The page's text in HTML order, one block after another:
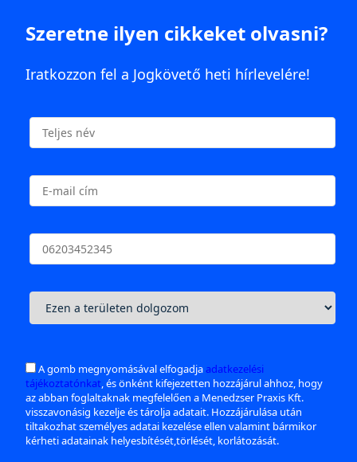
Szeretne ilyen cikkeket olvasni?
Iratkozzon fel a Jogkövető heti hírlevelére!
A gomb megnyomásával elfogadjaadatkezelési
tájékoztatónkat, és önként kifejezetten hozzájárul ahhoz, hogy
az abban foglaltaknak megfelelően a Menedzser Praxis Kft.
visszavonásig kezelje és tárolja adatait. Hozzájárulása után
tiltakozhat személyes adatai kezelése ellen valamint bármikor
kérheti adatainak helyesbítését,törlését, korlátozását.